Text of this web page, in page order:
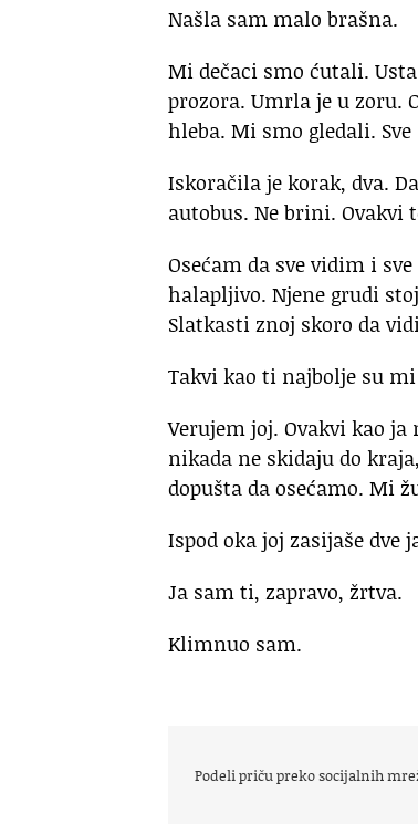
Našla sam malo brašna.
Mi dečaci smo ćutali.
prozora. Umrla je u zoru.
hleba. Mi smo gledali.
Iskoračila je korak, dva.
autobus. Ne brini.
Osećam da sve vidim i
halapljivo. Njene grudi
Slatkasti znoj skoro da
Takvi kao ti najbolje su
Verujem joj. Ovakvi kao
nikada ne skidaju do
dopušta da osećamo. Mi
Ispod oka joj zasijaše dve
Ja sam ti, zapravo, žrtva.
Klimnuo sam.
Podeli priču preko socijalnih